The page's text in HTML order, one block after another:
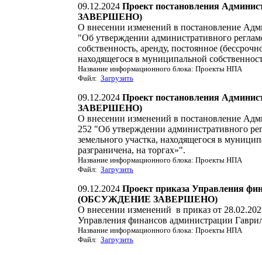
09.12.2024 Проект постановления
ЗАВЕРШЕНО)
О внесении изменений в постановление
"Об утверждении административного
собственность, аренду, постоянное
находящегося в муниципальной
Название информационного блока: Проекты НПА
Файл: Загрузить
09.12.2024 Проект постановления
ЗАВЕРШЕНО)
О внесении изменений в постановление
252 "Об утверждении административного
земельного участка, находящегося в
разграничена, на торгах»".
Название информационного блока: Проекты НПА
Файл: Загрузить
09.12.2024 Проект приказа Управления
(ОБСУЖДЕНИЕ ЗАВЕРШЕНО)
О внесении изменений в приказ от
Управления финансов администрации
Название информационного блока: Проекты НПА
Файл: Загрузить